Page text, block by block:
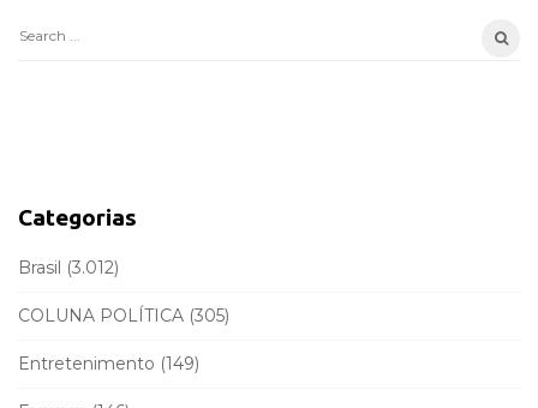
a
S
f
r
Categorias
Brasil (3.012)
COLUNA POLÍTICA (305)
Entretenimento (149)